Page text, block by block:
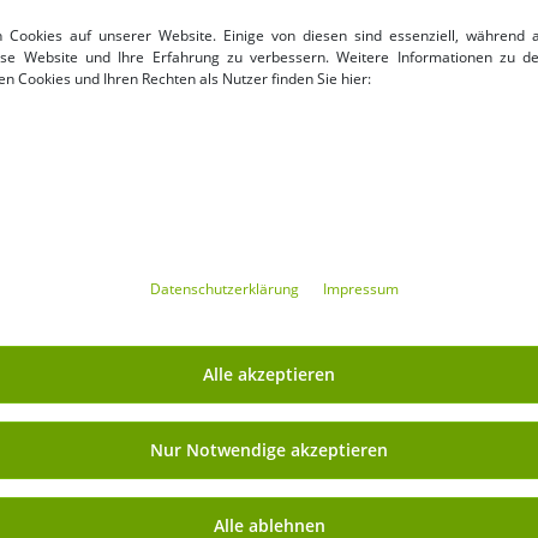
Dänemark
info@dkcompany.com
Verfügbare Größen
Brandit Herren Shorts
-84%
Verfügbare Größen
Robuste Build Your Brand
Cookies auf unserer Website. Einige von diesen sind essenziell, während
Website und Ihre Erfahrung zu verbessern. Weitere Informationen zu
Cookies und Ihren Rechten als Nutzer finden Sie hier:
Daten­schutz­erklärung Impressum
Alle akzeptieren
Nur Notwendige akzeptieren
Alle ablehnen